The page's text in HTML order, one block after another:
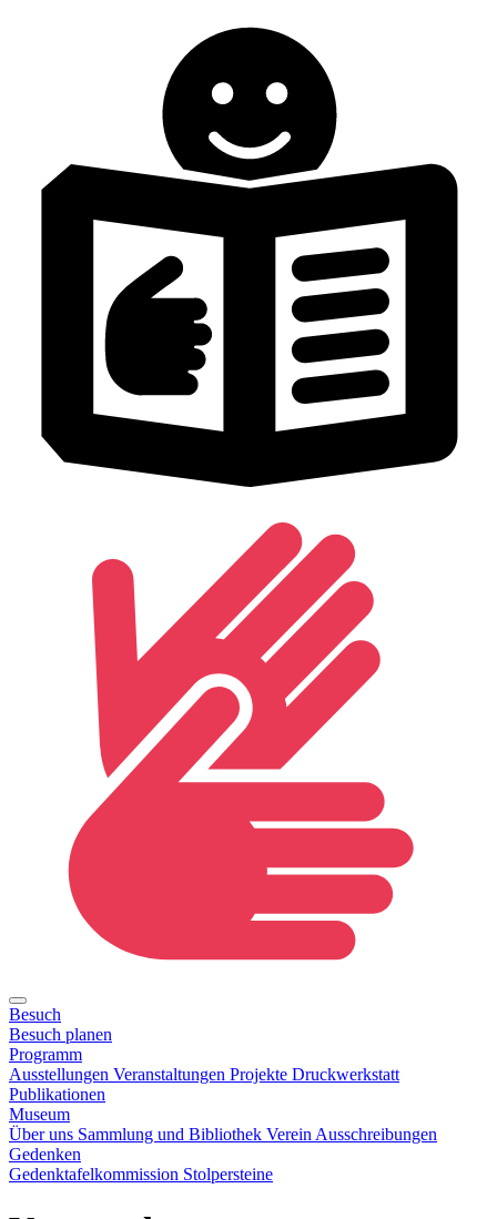
Besuch
Besuch planen
Programm
Ausstellungen Veranstaltungen Projekte Druckwerkstatt
Publikationen
Museum
Über uns Sammlung und Bibliothek VereinAusschreibungen
Gedenken
Gedenktafelkommission Stolpersteine